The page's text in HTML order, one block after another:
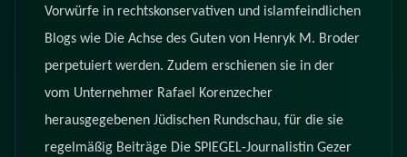
Vorwürfe in rechtskonservativen und islamfeindlichen
Blogs wie Die Achse des Guten von Henryk M. Broder
perpetuiert werden. Zudem erschienen sie in der
vom Unternehmer Rafael Korenzecher
herausgegebenen Jüdischen Rundschau, für die sie
regelmäßig Beiträge Die SPIEGEL-Journalistin Gezer